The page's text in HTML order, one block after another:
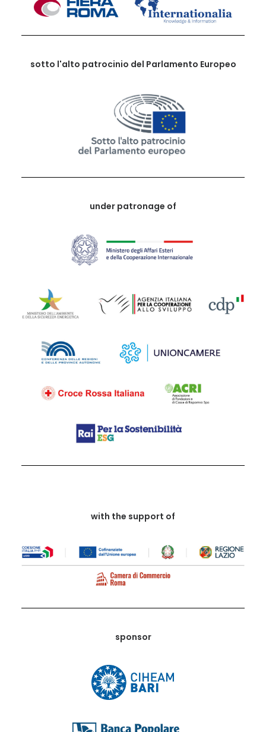
sotto l'alto patrocinio del Parlamento Europeo
under patronage of
with the support of
sponsor